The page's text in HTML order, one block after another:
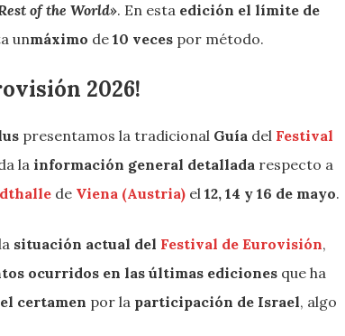
of the World». En esta edición el límite de
unmáximo de 10 veces por método.
2026!
presentamos la tradicional Guía del Festival
la información general detallada respecto a
de Viena (Austria) el 12, 14 y 16 de mayo.
situación actual del Festival de Eurovisión,
ocurridos en las últimas ediciones que ha
certamen por la participación de Israel, algo